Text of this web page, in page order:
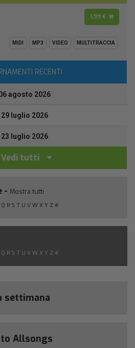
1,99 €
MIDI MP3 VIDEO MULTITRACCIA
RECENTI
agosto 2026
29 luglio 2026
23 luglio 2026
Vedi tutti
- Mostra tutti
Q R S T U V W X Y Z #
Q R S T U V W X Y Z #
settimana
Allsongs